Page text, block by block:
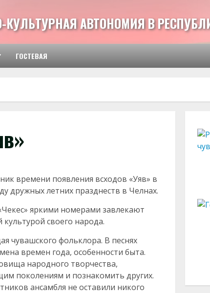
АВТОНОМИЯ В
ГОСТЕВАЯ
времени появления всходов «Уяв» в
дружных летних празднеств в Челнах.
яркими номерами завлекают
своего народа.
чувашского фольклора. В песнях
времен года, особенности быта.
народного творчества,
поколениям и познакомить других.
ансамбля не оставили никого